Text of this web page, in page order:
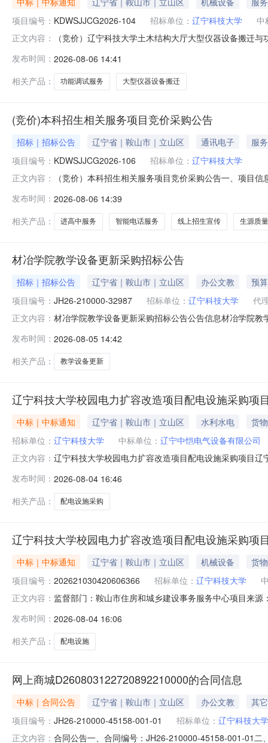
项目编号： KDWSJJCG2026-104 招标单位： 辽宁科技大学
中
正文内容：
（竞价）辽宁科技大学土木结构大厅大型仪器设备搬迁
起1个工作日。五、其他补充事宜无六、对本次公告内容
发布时间： 2026-08-06 14:41
相关产品：
功能调试服务 大型仪器设备搬迁
(竞价)本科招生相关服务项目竞价采购公告
招标｜招标公告 辽宁省｜鞍山市｜立山区 通讯电子
服务
项目编号： KDWSJJCG2026-106 招标单位： 辽宁科技大学
正文内容：
（竞价）本科招生相关服务项目竞价采购公告一、项目
渠道；启用智能电话系统实现全天候咨询答疑，沉淀咨
下宣讲，精准对接目标生
发布时间： 2026-08-06 14:39
相关产品：
进高中服务 智能电话服务 线上招生宣传 生源质
材冶学院教学设备更新采购招标公告
招标｜招标公告 辽宁省｜鞍山市｜立山区 办公文教
预
项目编号： JH26-210000-32987 招标单位： 辽宁科技大学
代
正文内容： 材冶学院教学设备更新采购招标公告公告信息材冶学院
项目名称：材冶学院教学设备更新采购包组编号：001
发布时间： 2026-08-05 14:42
相关产品：
教学设备更新
辽宁科技大学校园电力扩容改造项目配电设施采购项
中标｜中标通知 辽宁省｜鞍山市｜立山区 水利水电
货物
招标单位： 辽宁科技大学 中标单位： 辽宁中恺电气设备有限公司
正文内容： 辽宁科技大学校园电力扩容改造项目配电设施采购项目
项目发布日期：2026年08月04日发布媒介：辽宁省招标
目负责人姓名项目负责人资格备注辽宁中恺
发布时间： 2026-08-04 16:46
相关产品：
配电设施采购
辽宁科技大学校园电力扩容改造项目配电设施采购项
中标｜中标通知 辽宁省｜鞍山市｜立山区 机械设备
货物
项目编号： 202621030420606366 招标单位： 辽宁科技大学
正文内容： 监督部门：鞍山市住房和城乡建设事务服务中心项目来
（包）性质：依法必须招标的项目中标人：辽宁中恺电
格：2
发布时间： 2026-08-04 16:06
相关产品：
配电设施
网上商城D260803122720892210000的合同信息
中标｜合同公告 辽宁省｜鞍山市｜立山区 办公文教
其它
项目编号： JH26-210000-45158-001-01 招标单位： 辽宁科技大学
正文内容： 合同公告一、合同编号：JH26-210000-45158-001-01